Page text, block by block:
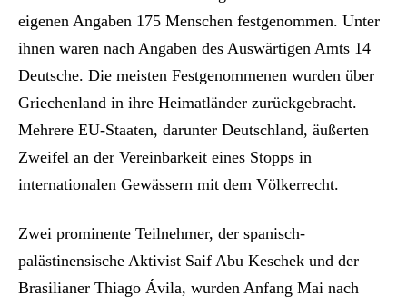
eigenen Angaben 175 Menschen festgenommen. Unter
ihnen waren nach Angaben des Auswärtigen Amts 14
Deutsche. Die meisten Festgenommenen wurden über
Griechenland in ihre Heimatländer zurückgebracht.
Mehrere EU-Staaten, darunter Deutschland, äußerten
Zweifel an der Vereinbarkeit eines Stopps in
internationalen Gewässern mit dem Völkerrecht.
Zwei prominente Teilnehmer, der spanisch-
palästinensische Aktivist Saif Abu Keschek und der
Brasilianer Thiago Ávila, wurden Anfang Mai nach